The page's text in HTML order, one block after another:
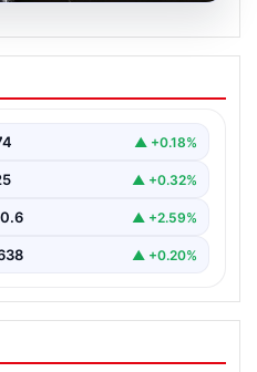
Güncel Durum
bölgesinde yaşanan▲ +0.18%
▲ +0.32%
▲ +2.59%
▲ +0.20%